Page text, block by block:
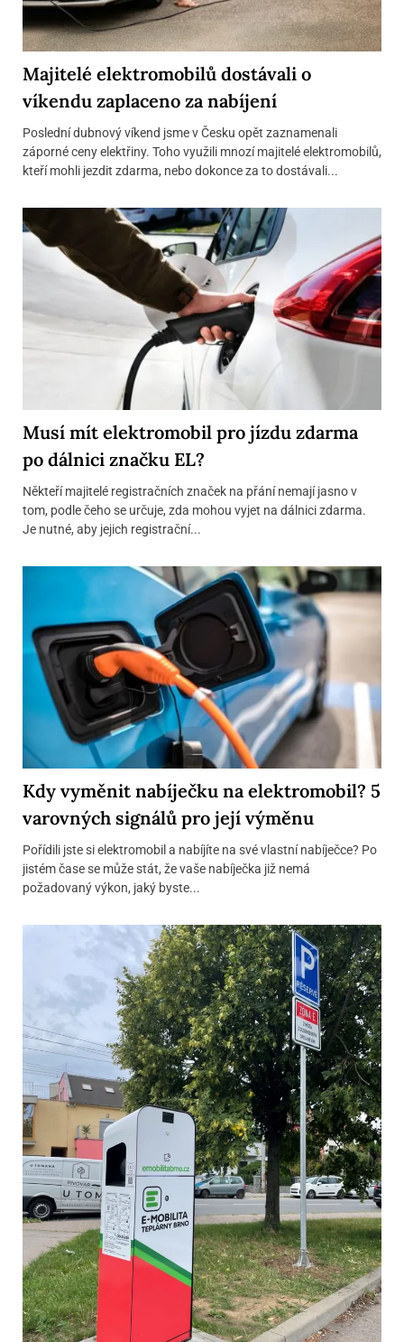
Majitelé elektromobilů dostávali o
víkendu zaplaceno za nabíjení
Poslední dubnový víkend jsme v Česku opět zaznamenali
záporné ceny elektřiny. Toho využili mnozí majitelé elektromobilů,
kteří mohli jezdit zdarma, nebo dokonce za to dostávali...
Musí mít elektromobil pro jízdu zdarma
po dálnici značku EL?
Někteří majitelé registračních značek na přání nemají jasno v
tom, podle čeho se určuje, zda mohou vyjet na dálnici zdarma.
Je nutné, aby jejich registrační...
Kdy vyměnit nabíječku na elektromobil? 5
varovných signálů pro její výměnu
Pořídili jste si elektromobil a nabíjíte na své vlastní nabíječce? Po
jistém čase se může stát, že vaše nabíječka již nemá
požadovaný výkon, jaký byste...